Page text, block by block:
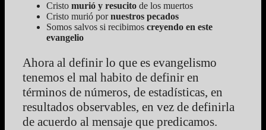
Cristo murió y resucito de los muertos
Cristo murió pornuestros pecados
Somos salvos si recibimos creyendo en este
evangelio
Ahora al definir lo que es evangelismo
tenemos el mal habito de definir en
términos de números, de estadísticas, en
resultados observables, en vez de definirla
de acuerdo al mensaje que predicamos.